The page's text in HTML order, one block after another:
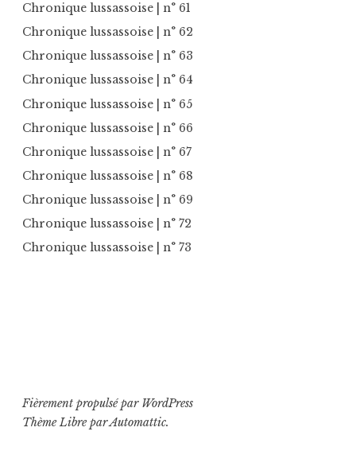
Chronique lussassoise | n° 61
Chronique lussassoise | n° 62
Chronique lussassoise | n° 63
Chronique lussassoise | n° 64
Chronique lussassoise | n° 65
Chronique lussassoise | n° 66
Chronique lussassoise | n° 67
Chronique lussassoise | n° 68
Chronique lussassoise | n° 69
Chronique lussassoise | n° 72
Chronique lussassoise | n° 73
Fièrement propulsé par WordPress
Thème Libre parAutomattic.